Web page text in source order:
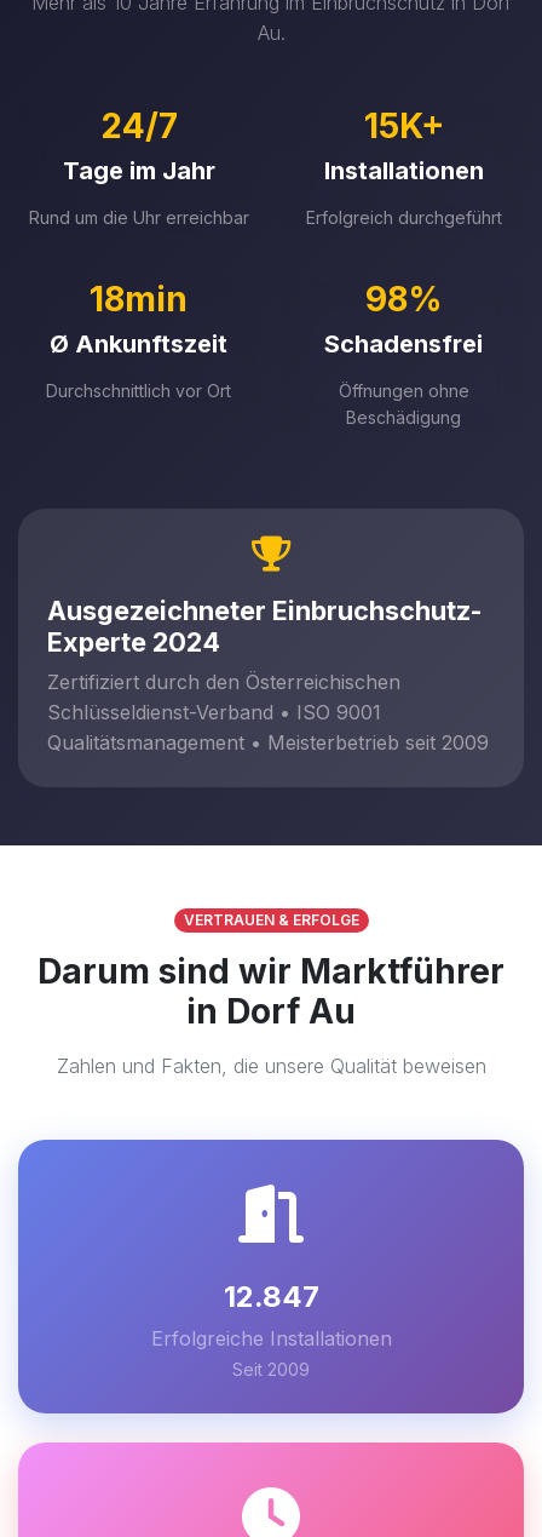
Au.
24/7
Tage im Jahr
Rund um die Uhr erreichbar
15K+
Installationen
Erfolgreich durchgeführt
18min
Ø Ankunftszeit
Durchschnittlich vor Ort
98%
Schadensfrei
Öffnungen ohne
Beschädigung
Ausgezeichneter Einbruchschutz-
Experte 2024
Zertifiziert durch den Österreichischen
Schlüsseldienst-Verband • ISO 9001
Qualitätsmanagement • Meisterbetrieb seit 2009
VERTRAUEN & ERFOLGE
Darum sind wir Marktführer
in Dorf Au
Zahlen und Fakten, die unsere Qualität beweisen
12.847
Erfolgreiche Installationen
Seit 2009